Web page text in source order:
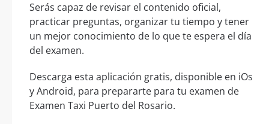
Serás capaz de revisar el contenido oficial,
practicar preguntas, organizar tu tiempo y tener
un mejor conocimiento de lo que te espera el día
del examen.
Descarga esta aplicación gratis, disponible en iOs
y Android, para prepararte para tu examen de
Examen Taxi Puerto del Rosario.